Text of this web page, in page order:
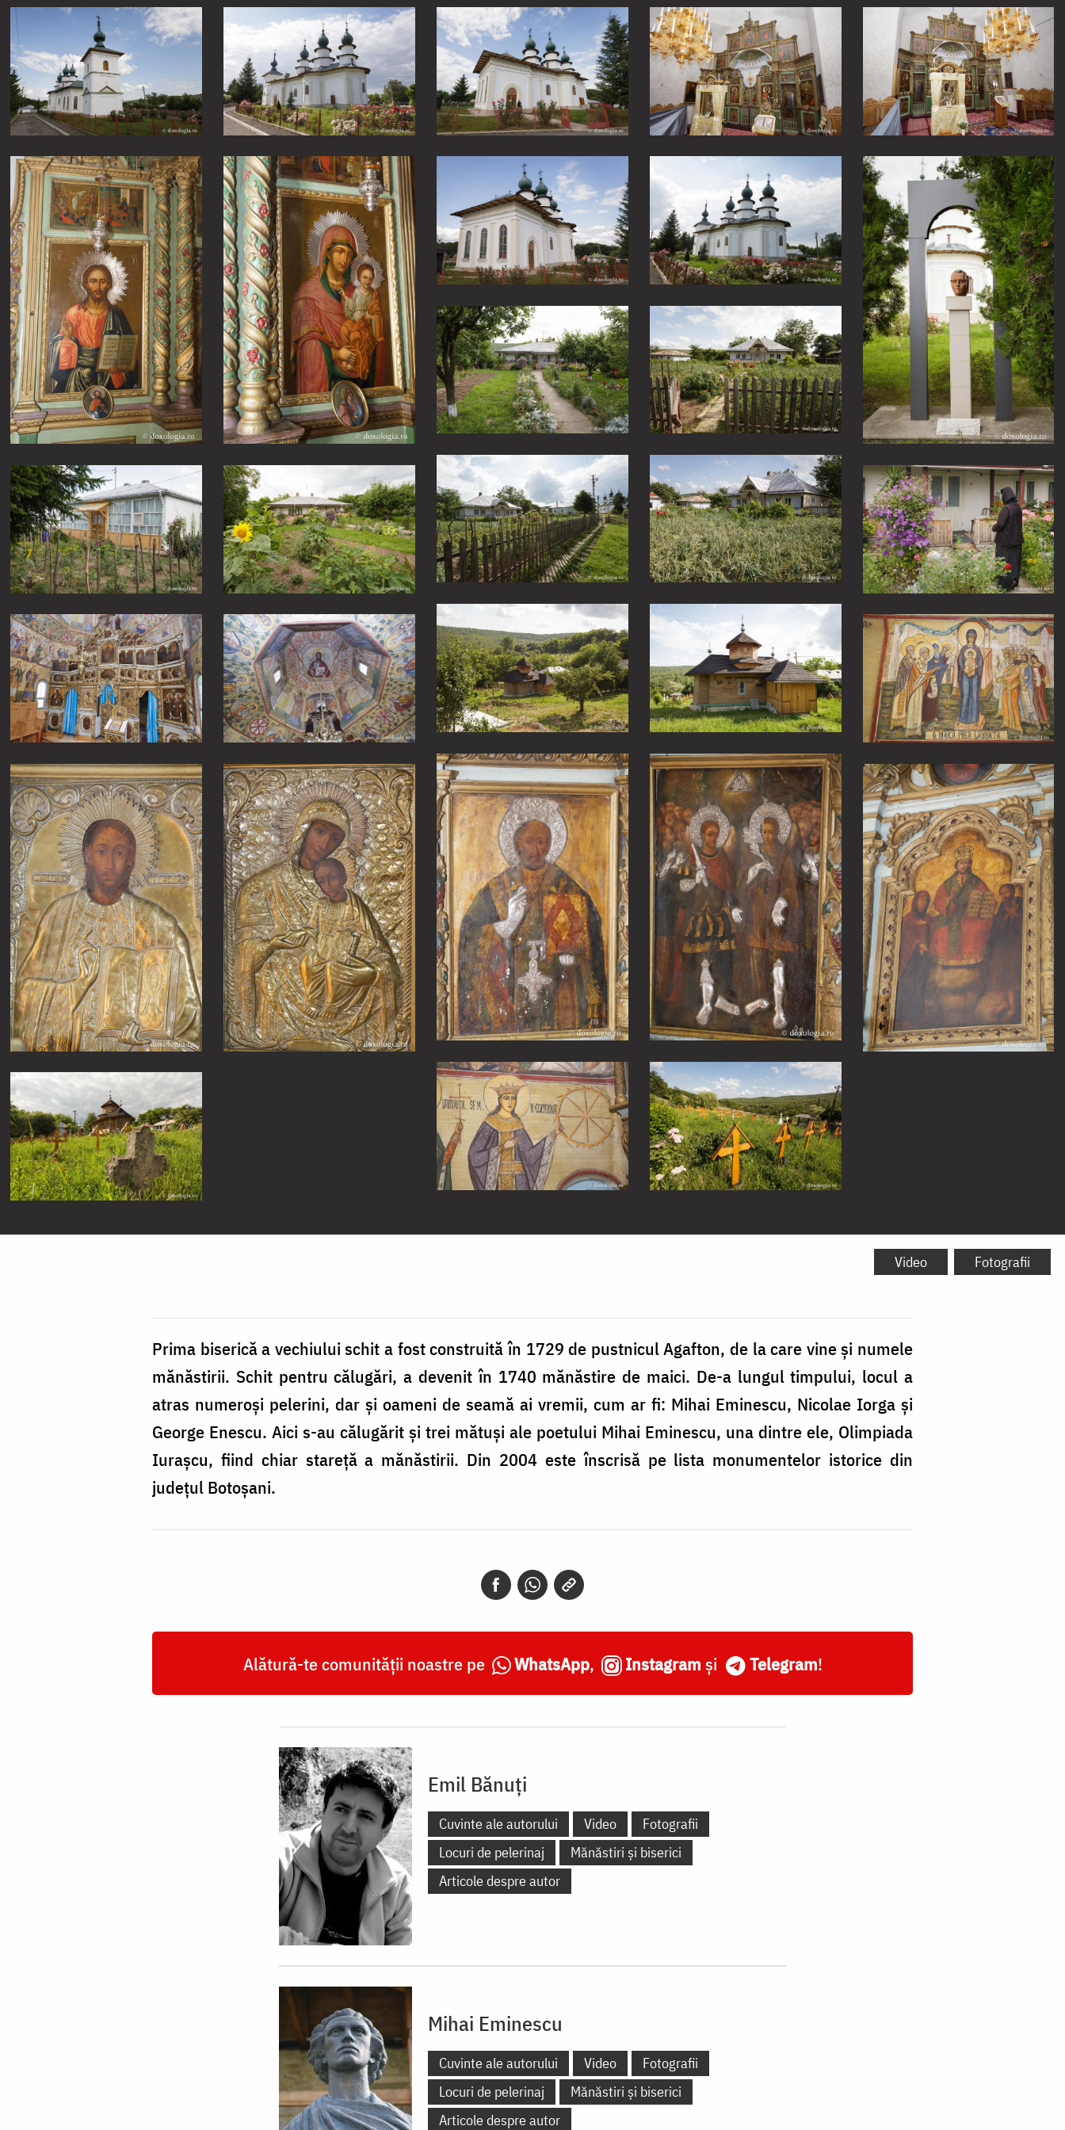
Video Fotografii
Prima biserică a vechiului schit a fost construită în 1729 de pustnicul Agafton, de la care vine şi numele
mănăstirii. Schit pentru călugări, a devenit în 1740 mănăstire de maici. De-a lungul timpului, locul a
atras numeroși pelerini, dar și oameni de seamă ai vremii, cum ar fi: Mihai Eminescu, Nicolae Iorga și
George Enescu. Aici s-au călugărit și trei mătuși ale poetului Mihai Eminescu, una dintre ele, Olimpiada
Iurașcu, fiind chiar stareță a mănăstirii. Din 2004 este înscrisă pe lista monumentelor istorice din
județul Botoșani.
Alătură-te comunității noastre pe WhatsApp, Instagram și Telegram!
Emil Bănuți
Cuvinte ale autorului Video
Fotografii
Locuri de pelerinaj
Mănăstiri și biserici
Articole despre autor
Mihai Eminescu
Cuvinte ale autorului Video
Fotografii
Locuri de pelerinaj
Mănăstiri și biserici
Articole despre autor